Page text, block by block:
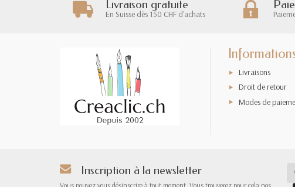
Livraison gratuite
En Suisse dès 150 CHF d'achats
Livraisons
Droit de retour
Modes de
Inscription à la newsletter
Vous pouvez vous désinscrire à tout moment. Vous trouverez pour cela nos